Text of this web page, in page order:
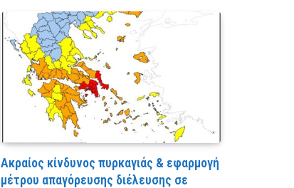
Ακραίος κίνδυνος πυρκαγιάς & εφαρμογή
μέτρου απαγόρευσης διέλευσης σε